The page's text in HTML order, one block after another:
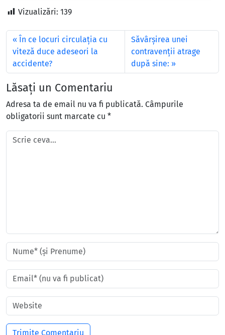
Vizualizări: 139
În ce locuri circulaţia cu
viteză duce adeseori la
accidente?
Săvârşirea unei
contravenţii atrage
după sine:
Lăsați un Comentariu
Adresa ta de email nu va fi publicată. Câmpurile
obligatorii sunt marcate cu *